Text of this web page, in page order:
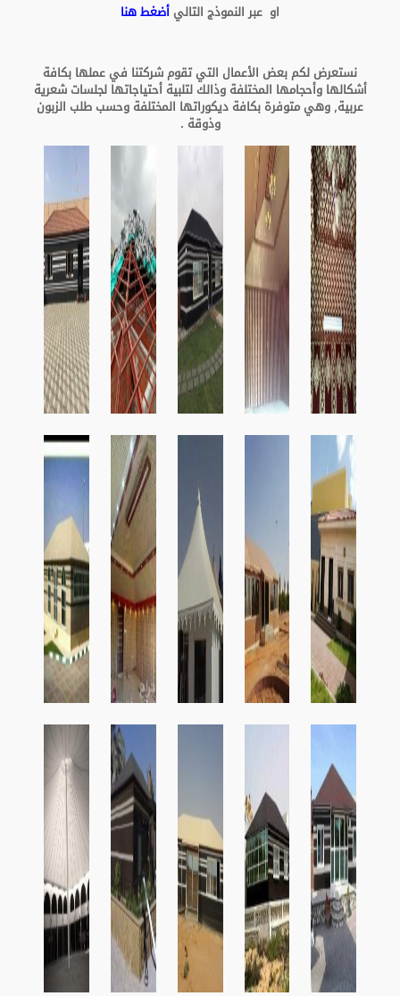
او عبر النموذج التالي أضغط هنا
نستعرض لكم بعض الأعمال التي تقوم شركتنا في عملها بكافة
أشكالها وأحجامها المختلفة وذالك لتلبية أحتياجاتها لجلسات شعرية
عربية, وهي متوفرة بكافة ديكوراتها المختلفة وحسب طلب الزبون
وذوقة .